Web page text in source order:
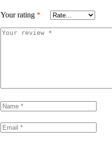
Your rating *